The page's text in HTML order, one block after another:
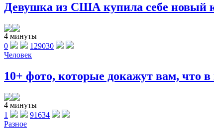
Девушка из США купила себе новый
4 минуты
0
129030
Человек
10+ фото, которые докажут вам, что
4 минуты
1
91634
Разное